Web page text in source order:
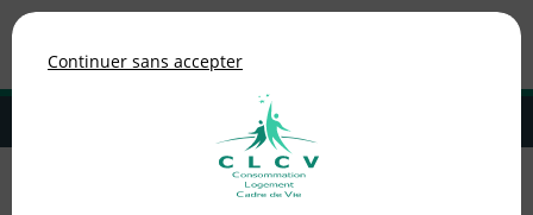
MENU
Adhérer à la CLCV
Continuer sans accepter